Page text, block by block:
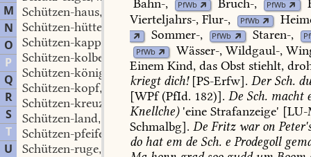
M
N
O
P
Q
R
S
T
U
Schützen-haus,
Schützen-hütte
Schützen-kappe
Schützen-kolben
Schützen-könig
Schützen-kopf,
Schützen-kreuz
Schützen-land,
Schützen-pfeife
Schützen-ruge,
Bahn-, PfWb Bruch-, PfWb
Vierteljahrs-, Flur-, PfWb
Sommer-, PfWb Staren-,
PfWb
Wässer-, Wildgaul-,
Einem Kind, das Obst stiehlt,
kriegtdich![PS-Erfw]. DerSch.
[WPf(PfId. 182)]. De Sch. macht
Knellche)'eine Strafanzeige' [LU-
Schmalbg]. De Fritzwaron
dohatem de Sch. e Prodegoll